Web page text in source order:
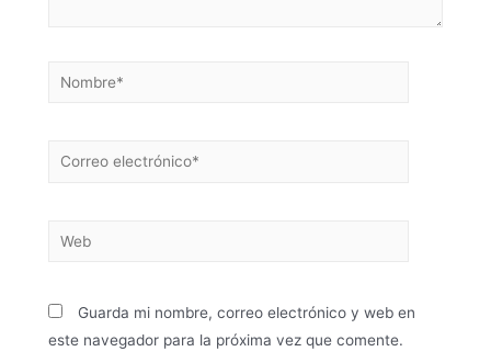
Guarda mi nombre, correo electrónico y web en
este navegador para la próxima vez que comente.